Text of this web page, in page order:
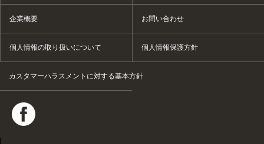
企業概要 お問い合わせ
個人情報の取り扱いについて 個人情報保護方針
カスタマーハラスメントに対する基本方針